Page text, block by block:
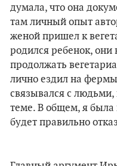
думала, что она
там личный опыт
женой пришел к
родился ребенок,
продолжать
лично ездил на
связывался с
теме. В общем, я была
будет правильно